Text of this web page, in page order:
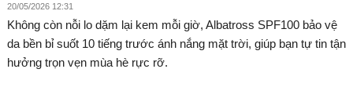
20/05/2026 12:31
Không còn nỗi lo dặm lại kem mỗi giờ, Albatross SPF100 bảo vệ
da bền bỉ suốt 10 tiếng trước ánh nắng mặt trời, giúp bạn tự tin tận
hưởng trọn vẹn mùa hè rực rỡ.